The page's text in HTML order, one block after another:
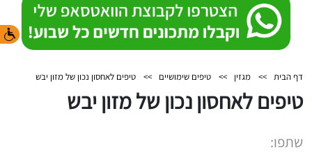
דף הבית >> מגזין >> טיפים שימושיים >> טיפים לאחסון נכון של מזון יבש
טיפים לאחסון נכון של מזון יבש
שתפו: